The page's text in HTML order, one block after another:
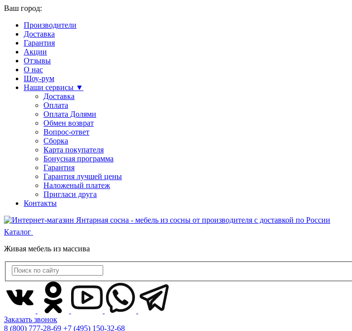
Ваш город:
Производители
Доставка
Гарантия
Акции
Отзывы
О нас
Шоу-рум
Наши сервисы ▼
Доставка
Оплата
Оплата Долями
Обмен возврат
Вопрос-ответ
Сборка
Карта покупателя
Бонусная программа
Гарантия
Гарантия лучшей цены
Наложеный платеж
Пригласи друга
Контакты
Каталог
Живая мебель из массива
Заказать звонок
8 (800) 777-28-69 +7 (495) 150-32-68